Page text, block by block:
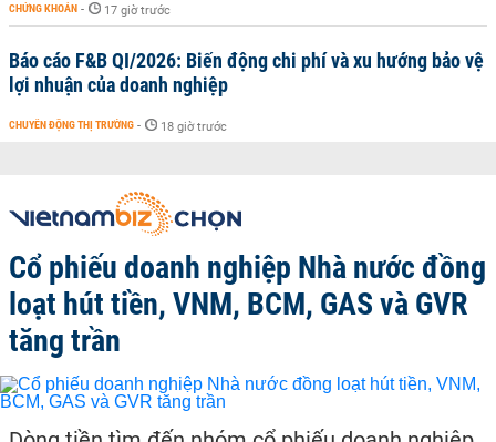
CHỨNG KHOÁN - 17 giờ trước
Báo cáo F&B QI/2026: Biến động chi phí và xu hướng bảo vệ
lợi nhuận của doanh nghiệp
CHUYỂN ĐỘNG THỊ TRƯỜNG - 18 giờ trước
Cổ phiếu doanh nghiệp Nhà nước đồng
loạt hút tiền, VNM, BCM, GAS và GVR
tăng trần